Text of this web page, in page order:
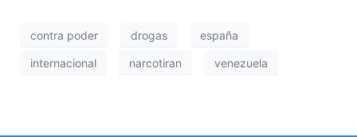
contra poder drogas españa
internacional narcotiran venezuela